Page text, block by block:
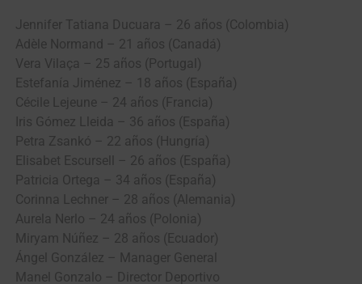
Jennifer Tatiana Ducuara – 26 años (Colombia)
Adèle Normand – 21 años (Canadá)
Vera Vilaça – 25 años (Portugal)
Estefanía Jiménez – 18 años (España)
Cécile Lejeune – 24 años (Francia)
Iris Gómez Lleida – 36 años (España)
Petra Zsankó – 22 años (Hungría)
Elisabet Escursell – 26 años (España)
Patricia Ortega – 34 años (España)
Corinna Lechner – 28 años (Alemania)
Aurela Nerlo – 24 años (Polonia)
Miryam Núñez – 28 años (Ecuador)
Ángel González – Manager General
Manel Gonzalo – Director Deportivo